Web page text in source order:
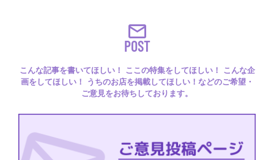
POST
こんな記事を書いてほしい！ ここの特集をしてほしい！ こんな企
画をしてほしい！ うちのお店を掲載してほしい！などのご希望・
ご意見をお待ちしております。